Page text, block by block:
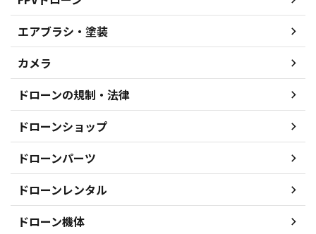
エアブラシ・塗装
カメラ
ドローンの規制・法律
ドローンショップ
ドローンパーツ
ドローンレンタル
ドローン機体